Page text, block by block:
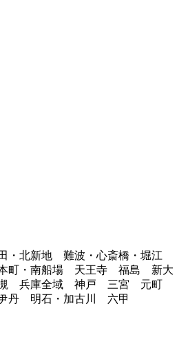
・北新地 難波・心斎橋・堀江
町・南船場 天王寺 福島 新大
槻 兵庫全域 神戸 三宮 元町
丹 明石・加古川 六甲